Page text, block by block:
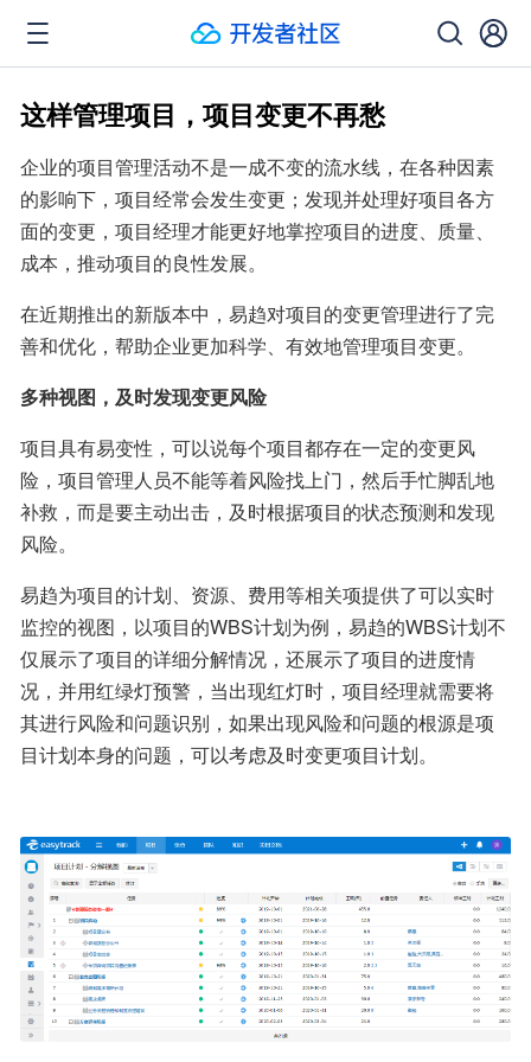
这样管理项目，项目变更不再愁
企业的项目管理活动不是一成不变的流水线，在各种因素
的影响下，项目经常会发生变更；发现并处理好项目各方
面的变更，项目经理才能更好地掌控项目的进度、质量、
成本，推动项目的良性发展。
在近期推出的新版本中，易趋对项目的变更管理进行了完
善和优化，帮助企业更加科学、有效地管理项目变更。
多种视图，及时发现变更风险
项目具有易变性，可以说每个项目都存在一定的变更风
险，项目管理人员不能等着风险找上门，然后手忙脚乱地
补救，而是要主动出击，及时根据项目的状态预测和发现
风险。
易趋为项目的计划、资源、费用等相关项提供了可以实时
监控的视图，以项目的WBS计划为例，易趋的WBS计划不
仅展示了项目的详细分解情况，还展示了项目的进度情
况，并用红绿灯预警，当出现红灯时，项目经理就需要将
其进行风险和问题识别，如果出现风险和问题的根源是项
目计划本身的问题，可以考虑及时变更项目计划。